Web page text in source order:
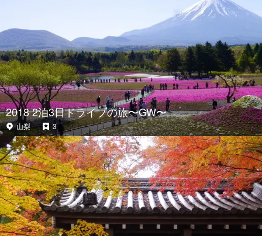
2018 2泊3日ドライブの旅〜GW〜
山梨 3